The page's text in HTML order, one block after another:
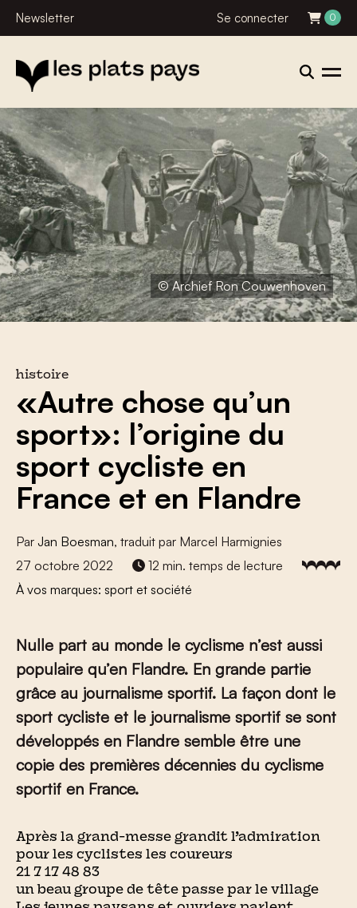
Newsletter Se connecter 0
© Archief Ron Couwenhoven
histoire
«Autre chose qu’un
sport»: l’origine du
sport cycliste en
France et en Flandre
Par Jan Boesman, traduit par Marcel Harmignies
27 octobre 2022
12 min. temps de lecture
À vos marques: sport et société
Nulle part au monde le cyclisme n’est aussi
populaire qu’en Flandre. En grande partie
grâce au journalisme sportif. La façon dont le
sport cycliste et le journalisme sportif se sont
développés en Flandre semble être une
copie des premières décennies du cyclisme
sportif en France.
Après la grand-messe grandit l’admiration
pour les cyclistes les coureurs
21 7 17 48 83
un beau groupe de tête passe par le village